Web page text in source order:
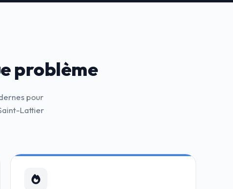
problème
pour
Lattier